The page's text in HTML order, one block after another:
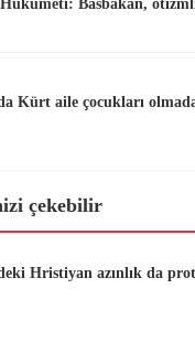
Basbakan,
Kürt aile çocukları
çekebilir
Hristiyan azınlık da